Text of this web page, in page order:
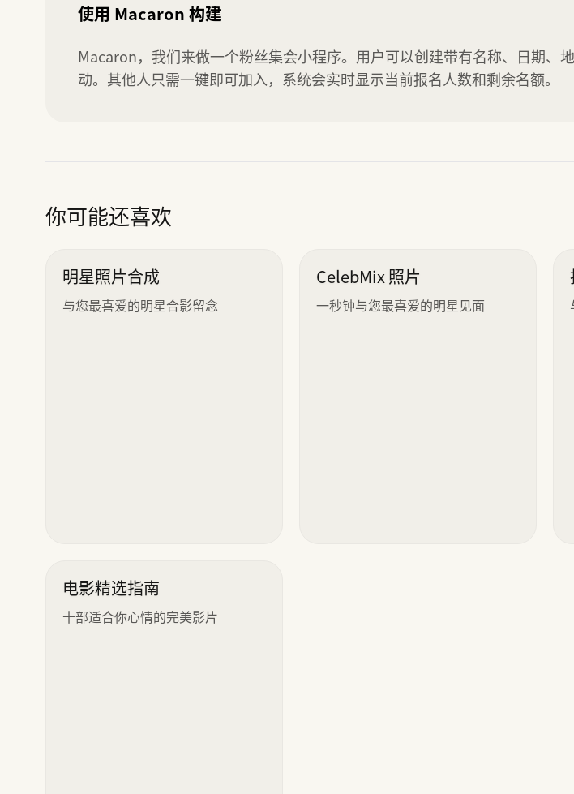
使用 Macaron 构建
Macaron，我们来做一个粉丝集会小程序。用户可以创建带有名称、日期、
动。其他人只需一键即可加入，系统会实时显示当前报名人数和剩余名额。
你可能还喜欢
明星照片合成
与您最喜爱的明星合影留念
CelebMix 照片
一秒钟与您最喜爱的明星见面
电影精选指南
十部适合你心情的完美影片